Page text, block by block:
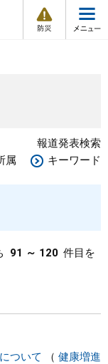
メ
報道発表検索
属 キーワード
91 ～ 120 件目を
ついて
健康増進